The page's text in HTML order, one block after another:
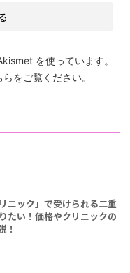
を使っています。
らをご覧ください。
ニック」で受けられる二重
たい！価格やクリニックの
！